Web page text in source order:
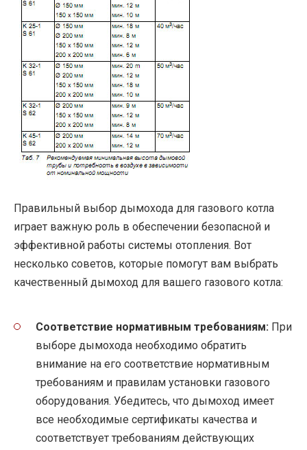
Правильный выбор дымохода для газового котла
играет важную роль в обеспечении безопасной и
эффективной работы системы отопления. Вот
несколько советов, которые помогут вам выбрать
качественный дымоход для вашего газового котла:
Соответствие нормативным требованиям: При
выборе дымохода необходимо обратить
внимание на его соответствие нормативным
требованиям и правилам установки газового
оборудования. Убедитесь, что дымоход имеет
все необходимые сертификаты качества и
соответствует требованиям действующих